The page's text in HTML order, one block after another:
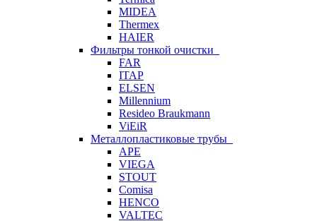
MIDEA
Thermex
HAIER
Фильтры тонкой очистки
FAR
ITAP
ELSEN
Millennium
Resideo Braukmann
ViEiR
Металлопластиковые трубы
APE
VIEGA
STOUT
Comisa
HENCO
VALTEC